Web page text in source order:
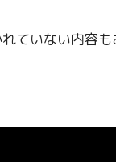
ていない内容も